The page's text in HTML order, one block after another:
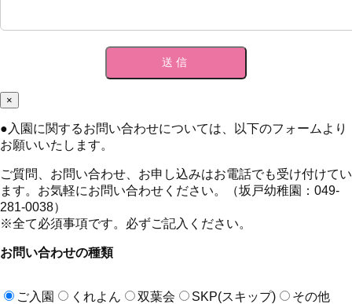
×
● 入園に関するお問い合わせについては、以下のフォームより
お願いいたします。
ご質問、お問い合わせ、お申し込みはお電話でも受け付けてい
ます。お気軽にお問い合わせください。（坂戸幼稚園：049-
281-0038）
※全て必須事項です。必ずご記入ください。
お問い合わせの種類
ご入園 くれよん 双葉会 SKP(スキップ)
その他